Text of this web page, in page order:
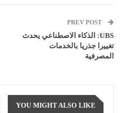
UBS: الذكاء الاصطناعي يحدث
تغييرا جذريا بالخدمات
المصرفية
YOU MIGHT ALSO LIKE